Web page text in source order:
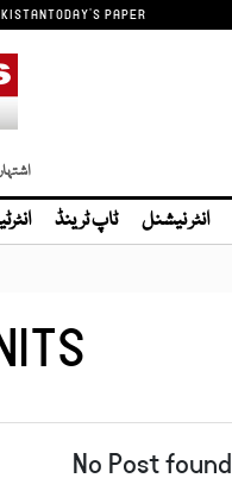
TODAY'S PAPER
انٹر نیشنل ٹاپ ٹرینڈ
No Post found